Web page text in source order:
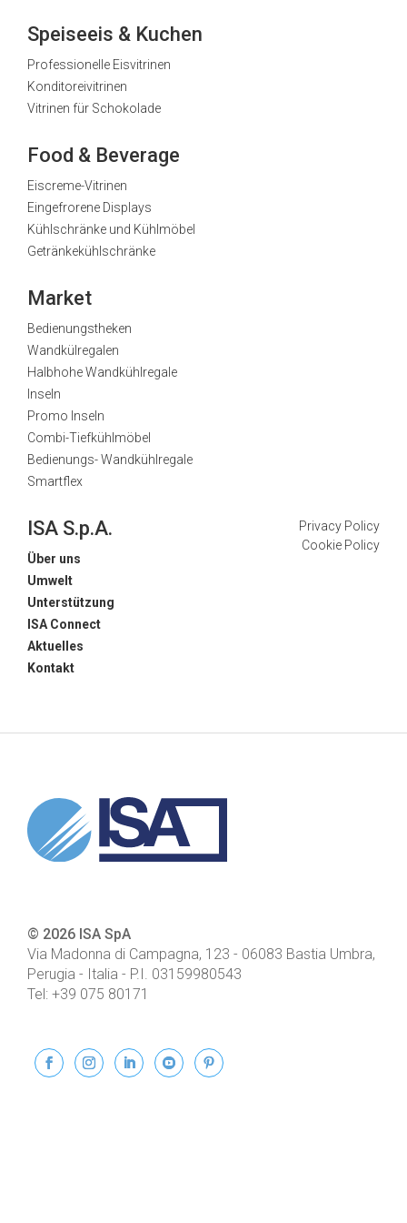
Speiseeis & Kuchen
Professionelle Eisvitrinen
Konditoreivitrinen
Vitrinen für Schokolade
Food & Beverage
Eiscreme-Vitrinen
Eingefrorene Displays
Kühlschränke und Kühlmöbel
Getränkekühlschränke
Market
Bedienungstheken
Wandkülregalen
Halbhohe Wandkühlregale
Inseln
Promo Inseln
Combi-Tiefkühlmöbel
Bedienungs- Wandkühlregale
Smartflex
ISA S.p.A.
Über uns
Umwelt
Unterstützung
ISA Connect
Aktuelles
Kontakt
Privacy Policy
Cookie Policy
© 2026 ISA SpA
Via Madonna di Campagna, 123 - 06083 Bastia Umbra,
Perugia - Italia - P.I. 03159980543
Tel: +39 075 80171